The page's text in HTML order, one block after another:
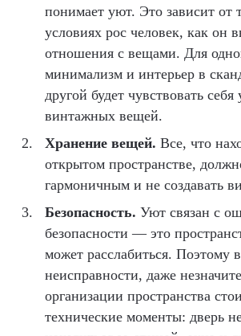
понимает уют. Это зависит от
условиях рос человек, как он
отношения с вещами. Для
минимализм и интерьер в
другой будет чувствовать
винтажных вещей.
Хранение вещей. Все, что
открытом пространстве,
гармоничным и не создавать
Безопасность. Уют связан с
безопасности — это
может расслабиться. Поэтому
неисправности, даже
организации пространства
технические моменты: дверь